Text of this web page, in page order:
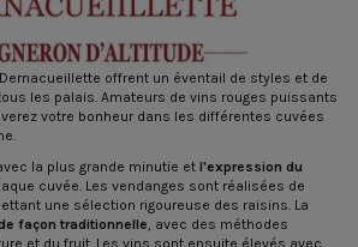
offrent un éventail de styles et de
les palais. Amateurs de vins rouges puissants
votre bonheur dans les différentes cuvées
la plus grande minutie et l'expression du
cuvée. Les vendanges sont réalisées de
une sélection rigoureuse des raisins. La
façon traditionnelle, avec des méthodes
et du fruit. Les vins sont ensuite élevés avec